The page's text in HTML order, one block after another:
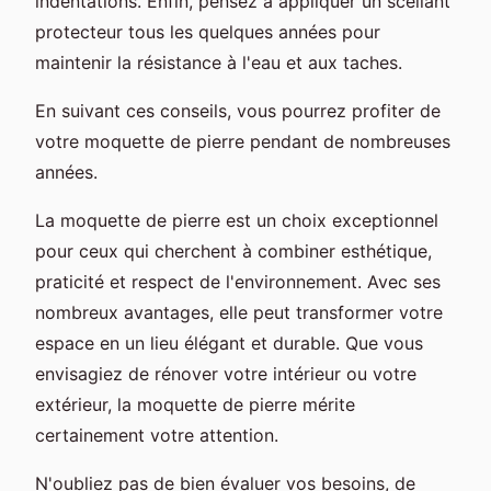
protecteur tous les quelques années pour
maintenir la résistance à l'eau et aux taches.
En suivant ces conseils, vous pourrez profiter de
votre moquette de pierre pendant de nombreuses
années.
La moquette de pierre est un choix exceptionnel
pour ceux qui cherchent à combiner esthétique,
praticité et respect de l'environnement. Avec ses
nombreux avantages, elle peut transformer votre
espace en un lieu élégant et durable. Que vous
envisagiez de rénover votre intérieur ou votre
extérieur, la moquette de pierre mérite
certainement votre attention.
N'oubliez pas de bien évaluer vos besoins, de